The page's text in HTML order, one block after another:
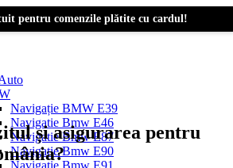
pentru comenzile plătite cu cardul!
Navigație BMW E39
Navigatie Bmw E46
Navigatie Bmw E87
Navigatie Bmw E90
Navigatie Bmw E91
și asigurarea pentru